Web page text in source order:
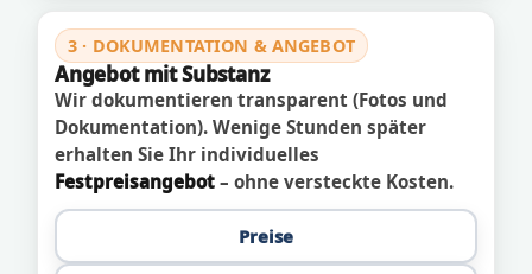
3 · DOKUMENTATION & ANGEBOT
Angebot mit Substanz
Wir dokumentieren transparent (Fotos und
Dokumentation). Wenige Stunden später
erhalten Sie Ihr individuelles
Festpreisangebot – ohne versteckte Kosten.
Preise